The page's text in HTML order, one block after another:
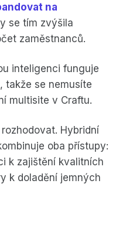
na
se tím zvýšila
zaměstnanců.
inteligenci funguje
takže se nemusíte
multisite v Craftu.
Hybridní
oba přístupy:
k zajištění kvalitních
k doladění jemných